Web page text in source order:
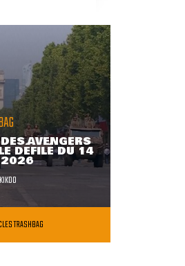
AVENGERS
DÉFILÉ DU 14
2026
TRASHBAG